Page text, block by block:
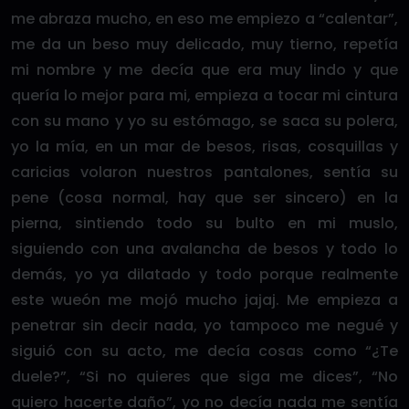
me abraza mucho, en eso me empiezo a “calentar”,
me da un beso muy delicado, muy tierno, repetía
mi nombre y me decía que era muy lindo y que
quería lo mejor para mi, empieza a tocar mi cintura
con su mano y yo su estómago, se saca su polera,
yo la mía, en un mar de besos, risas, cosquillas y
caricias volaron nuestros pantalones, sentía su
pene (cosa normal, hay que ser sincero) en la
pierna, sintiendo todo su bulto en mi muslo,
siguiendo con una avalancha de besos y todo lo
demás, yo ya dilatado y todo porque realmente
este wueón me mojó mucho jajaj. Me empieza a
penetrar sin decir nada, yo tampoco me negué y
siguió con su acto, me decía cosas como “¿Te
duele?”, “Si no quieres que siga me dices”, “No
quiero hacerte daño”, yo no decía nada me sentía